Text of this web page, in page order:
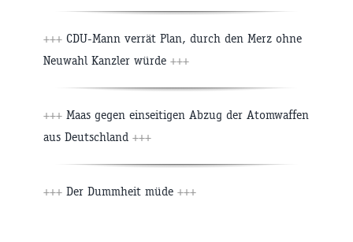
+++ CDU-Mann verrät Plan, durch den Merz ohne
Neuwahl Kanzler würde +++
+++ Maas gegen einseitigen Abzug der Atomwaffen
aus Deutschland +++
+++ Der Dummheit müde +++